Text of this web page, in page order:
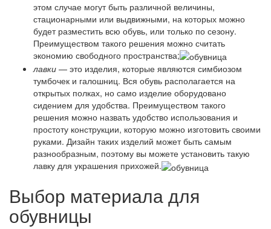
этом случае могут быть различной величины,
стационарными или выдвижными, на которых можно
будет разместить всю обувь, или только по сезону.
Преимуществом такого решения можно считать
экономию свободного пространства;
лавки — это изделия, которые являются симбиозом
тумбочек и галошниц. Вся обувь располагается на
открытых полках, но само изделие оборудовано
сидением для удобства. Преимуществом такого
решения можно назвать удобство использования и
простоту конструкции, которую можно изготовить своими
руками. Дизайн таких изделий может быть самым
разнообразным, поэтому вы можете установить такую
лавку для украшения прихожей.
Выбор материала для
обувницы